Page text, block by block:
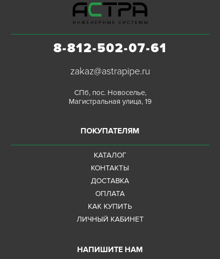
8-812-502-07-61
zakaz@astrapipe.ru
СПб, пос. Новоселье,
Магистральная улица, 19
ПОКУПАТЕЛЯМ
КАТАЛОГ
КОНТАКТЫ
ДОСТАВКА
ОПЛАТА
КАК КУПИТЬ
ЛИЧНЫЙ КАБИНЕТ
НАПИШИТЕ НАМ